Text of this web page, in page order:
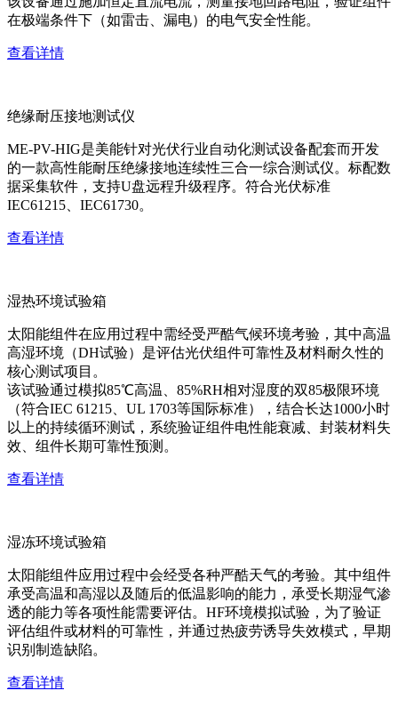
在极端条件下（如雷击、漏电）的电气安全性能。
查看详情
绝缘耐压接地测试仪
ME-PV-HIG是美能针对光伏行业自动化测试设备配套而开发
的一款高性能耐压绝缘接地连续性三合一综合测试仪。标配数
据采集软件，支持U盘远程升级程序。符合光伏标准
IEC61215、IEC61730。
查看详情
湿热环境试验箱
太阳能组件在应用过程中需经受严酷气候环境考验，其中高温
高湿环境（DH试验）是评估光伏组件可靠性及材料耐久性的
核心测试项目。
该试验通过模拟85℃高温、85%RH相对湿度的双85极限环境
（符合IEC 61215、UL 1703等国际标准），结合长达1000小时
以上的持续循环测试，系统验证组件电性能衰减、封装材料失
效、组件长期可靠性预测。
查看详情
湿冻环境试验箱
太阳能组件应用过程中会经受各种严酷天气的考验。其中组件
承受高温和高湿以及随后的低温影响的能力，承受长期湿气渗
透的能力等各项性能需要评估。HF环境模拟试验，为了验证
评估组件或材料的可靠性，并通过热疲劳诱导失效模式，早期
识别制造缺陷。
查看详情